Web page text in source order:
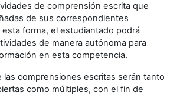
de comprensión escrita que
de sus correspondientes
forma, el estudiantado podrá
de manera autónoma para
en esta competencia.
las comprensiones escritas serán tanto
como múltiples, con el fin de